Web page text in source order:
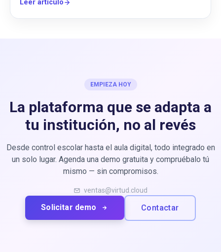
Leer artículo
EMPIEZA HOY
La plataforma que se adapta a
tu institución, no al revés
Desde control escolar hasta el aula digital, todo integrado en
un solo lugar. Agenda una demo gratuita y compruébalo tú
mismo — sin compromisos.
ventas@virtud.cloud
Solicitar demo Contactar